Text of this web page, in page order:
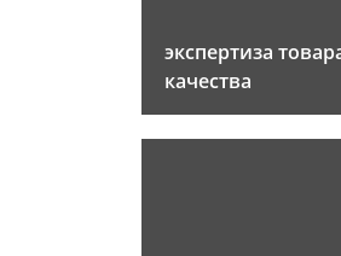
экспертиза
качества